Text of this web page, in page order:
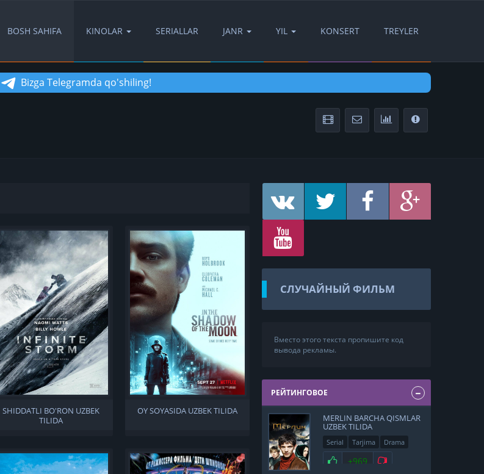
BOSH SAHIFA KINOLAR SERIALLAR JANR YIL KONSERT TREYLER
Bizga Telegramda qo'shiling!
SHIDDATLI BO'RON UZBEK
TILIDA
OY SOYASIDA UZBEK TILIDA
СЛУЧАЙНЫЙ ФИЛЬМ
Вместо этого текста пропишите код
вывода рекламы.
РЕЙТИНГОВОЕ
MERLIN BARCHA QISMLAR
UZBEK TILIDA
Serial Tarjima
Drama
Sarguzasht
+969